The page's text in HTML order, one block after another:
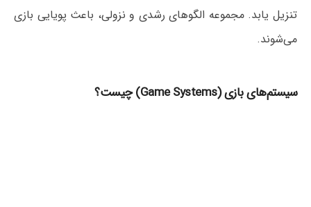
تنزیل یابد. مجموعه الگوهای رشدی و نزولی، باعث پویایی بازی
می‌شوند.
سیستم‌های بازی (Game Systems) چیست؟